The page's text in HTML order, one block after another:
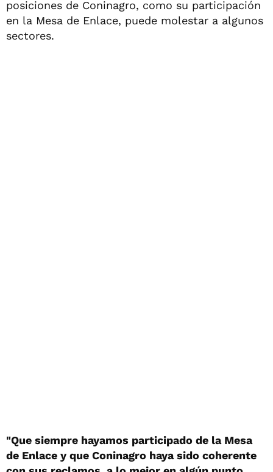
posiciones de Coninagro, como su participación
en la Mesa de Enlace, puede molestar a algunos
sectores.
"Que siempre hayamos participado de la Mesa
de Enlace y que Coninagro haya sido coherente